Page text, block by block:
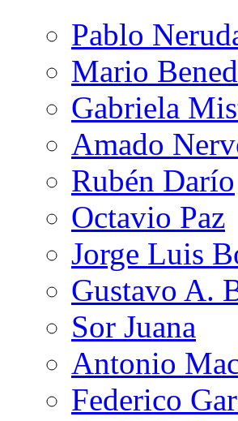
Pablo
Mario
Gabriela
Amado
Rubén Darío
Octavio Paz
Jorge Luis
Gustavo A.
Sor Juana
Antonio
Federico